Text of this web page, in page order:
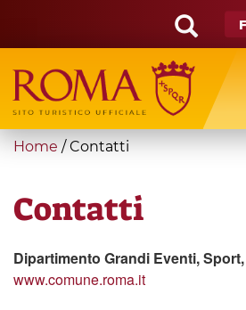
main
content
Search
form
Recherche
You
here
Home /Contatti
Contatti
Dipartimento Grandi Eventi,
www.comune.roma.it